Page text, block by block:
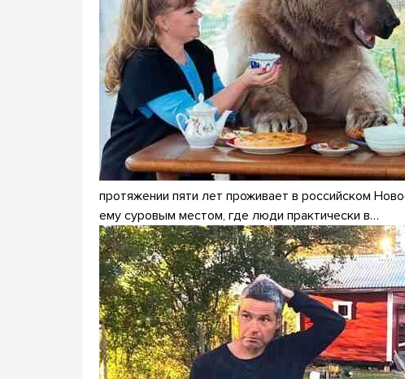
протяжении пяти лет проживает в российском
ему суровым местом, где люди практически в…